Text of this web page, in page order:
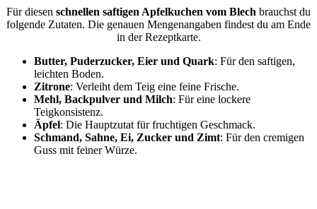
Für diesen schnellen saftigen Apfelkuchen vom Blech brauchst du
folgende Zutaten. Die genauen Mengenangaben findest du am Ende
in der Rezeptkarte.
Butter, Puderzucker, Eier und Quark: Für den saftigen,
leichten Boden.
Zitrone: Verleiht dem Teig eine feine Frische.
Mehl, Backpulver und Milch: Für eine lockere
Teigkonsistenz.
Äpfel: Die Hauptzutat für fruchtigen Geschmack.
Schmand, Sahne, Ei, Zucker und Zimt: Für den cremigen
Guss mit feiner Würze.